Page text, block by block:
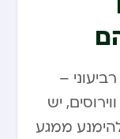
–
יש
ממגע